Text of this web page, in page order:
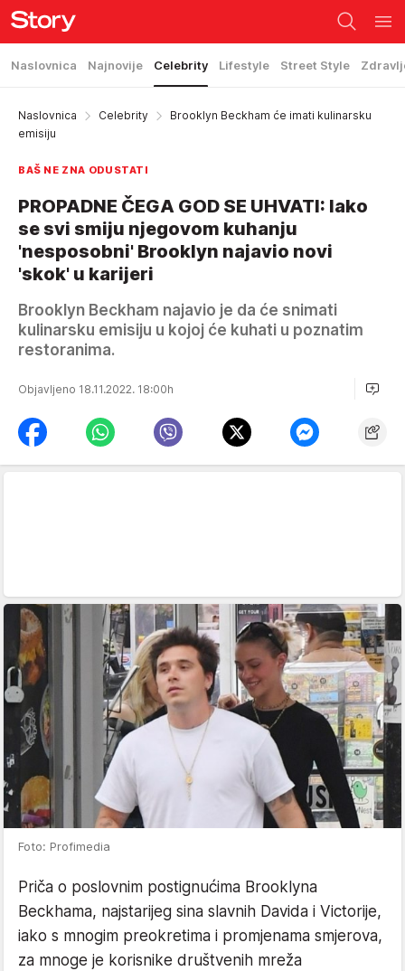
Naslovnica Najnovije Celebrity Lifestyle Street Style
Naslovnica Celebrity
Brooklyn Beckham će imati kulinarsku
emisiju
BAŠ NE ZNA ODUSTATI
PROPADNE ČEGA GOD SE UHVATI: Iako
se svi smiju njegovom kuhanju
'nesposobni' Brooklyn najavio novi
'skok' u karijeri
Brooklyn Beckham najavio je da će snimati
kulinarsku emisiju u kojoj će kuhati u poznatim
restoranima.
Objavljeno 18.11.2022. 18:00h
Foto: Profimedia
Priča o poslovnim postignućima Brooklyna
Beckhama, najstarijeg sina slavnih Davida i Victorije,
iako s mnogim preokretima i promjenama smjerova,
za mnoge je korisnike društvenih mreža